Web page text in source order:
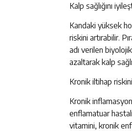
Kalp sağlığını
Kandaki yüksek
riskini artırabilir.
adı verilen
azaltarak kalp
Kronik iltihap
Kronik
enflamatuar
vitamini, kronik